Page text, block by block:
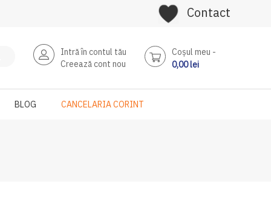
Contact
Intră în contul tău
Creează cont nou
Coşul meu
0,00 lei
BLOG CANCELARIA CORINT